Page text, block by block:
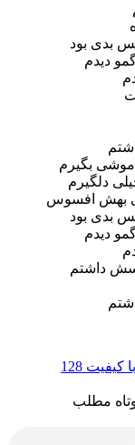
بدی بود
دیدم
بگیرم
دلگیرم
بهش افسوس
بدی بود
دیدم
داشتم
128
مطلب